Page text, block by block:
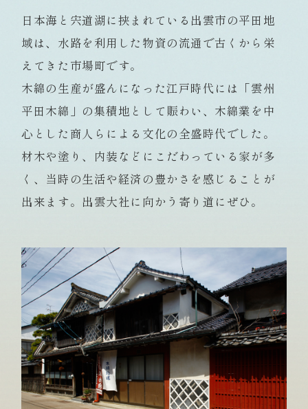
日本海と宍道湖に挟まれている出雲市の平田地
域は、水路を利用した物資の流通で古くから栄
えてきた市場町です。
木綿の生産が盛んになった江戸時代には「雲州
平田木綿」の集積地として賑わい、木綿業を中
心とした商人らによる文化の全盛時代でした。
材木や塗り、内装などにこだわっている家が多
く、当時の生活や経済の豊かさを感じることが
出来ます。出雲大社に向かう寄り道にぜひ。